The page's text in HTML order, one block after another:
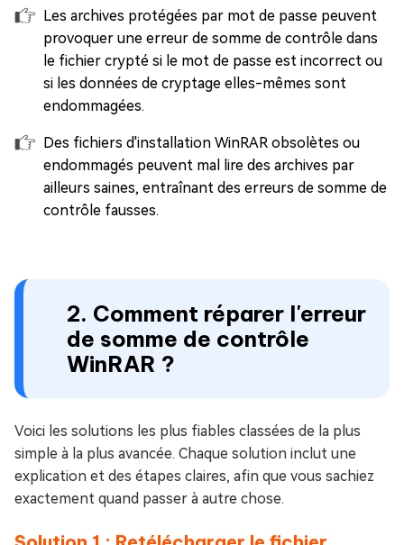
Les archives protégées par mot de passe peuvent
provoquer une erreur de somme de contrôle dans
le fichier crypté si le mot de passe est incorrect ou
si les données de cryptage elles-mêmes sont
endommagées.
Des fichiers d'installation WinRAR obsolètes ou
endommagés peuvent mal lire des archives par
ailleurs saines, entraînant des erreurs de somme de
contrôle fausses.
2. Comment réparer l'erreur
de somme de contrôle
WinRAR ?
Voici les solutions les plus fiables classées de la plus
simple à la plus avancée. Chaque solution inclut une
explication et des étapes claires, afin que vous sachiez
exactement quand passer à autre chose.